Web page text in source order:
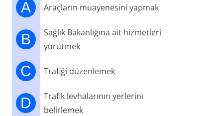
A Araçların muayenesini yapmak
B
Sağlık Bakanlığına ait hizmetleri
yürütmek
C Trafiği düzenlemek
D
Trafik levhalarının yerlerini
belirlemek